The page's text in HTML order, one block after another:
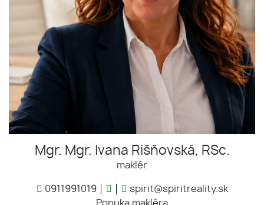
Mgr. Mgr. Ivana Rišňovská, RSc.
maklér
0911991019
spirit@spiritreality.sk